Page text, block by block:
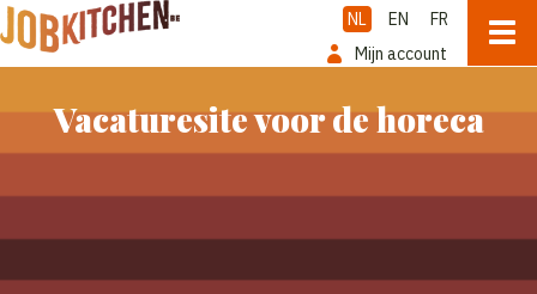
NL EN
FR
Mijn account
Vacaturesite voor de horeca